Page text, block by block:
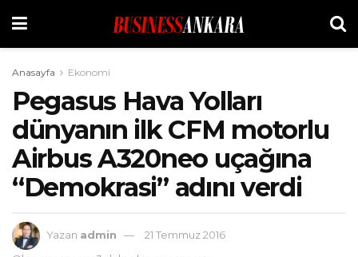
Anasayfa Ekonomi
Pegasus Hava Yolları
dünyanın ilk CFM motorlu
Airbus A320neo uçağına
“Demokrasi” adını verdi
Yazan admin
21 Temmuz 2016